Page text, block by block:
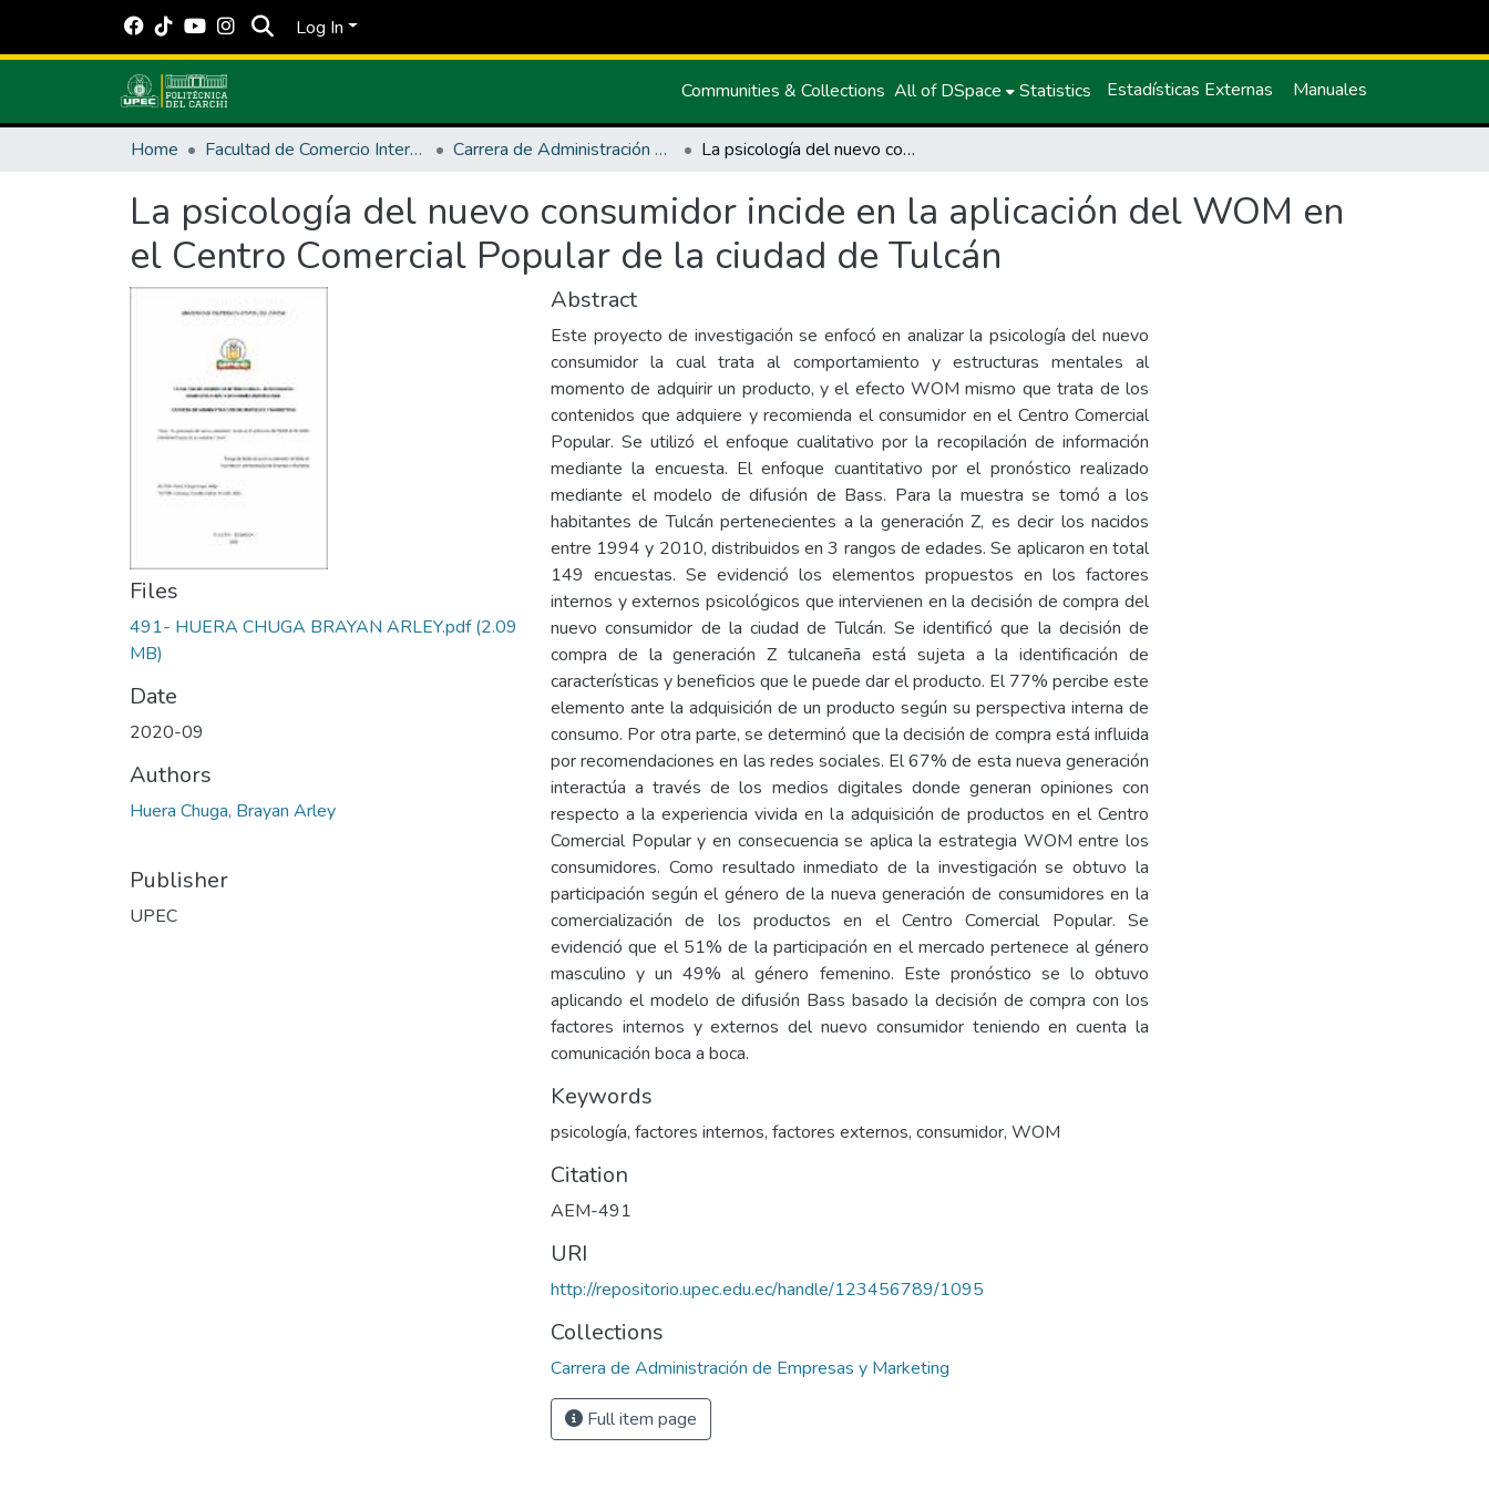
Log In
Communities & Collections All of DSpace Statistics Estadísticas Externas Manuales
Home Facultad de Comercio Internacional, Integración, Administración y Economía Empresarial Carrera de Administración de Empresas y Marketing La psicología del nuevo consumidor incide en la aplicación del WOM en el Centro Comercial Popular de la ciudad de Tulcán
La psicología del nuevo consumidor incide en la aplicación del WOM en
el Centro Comercial Popular de la ciudad de Tulcán
Files
491- HUERA CHUGA BRAYAN ARLEY.pdf(2.09
MB)
Date
2020-09
Authors
Huera Chuga, Brayan Arley
Publisher
UPEC
Abstract
Este proyecto de investigación se enfocó en analizar la psicología del nuevo
consumidor la cual trata al comportamiento y estructuras mentales al
momento de adquirir un producto, y el efecto WOM mismo que trata de los
contenidos que adquiere y recomienda el consumidor en el Centro Comercial
Popular. Se utilizó el enfoque cualitativo por la recopilación de información
mediante la encuesta. El enfoque cuantitativo por el pronóstico realizado
mediante el modelo de difusión de Bass. Para la muestra se tomó a los
habitantes de Tulcán pertenecientes a la generación Z, es decir los nacidos
entre 1994 y 2010, distribuidos en 3 rangos de edades. Se aplicaron en total
149 encuestas. Se evidenció los elementos propuestos en los factores
internos y externos psicológicos que intervienen en la decisión de compra del
nuevo consumidor de la ciudad de Tulcán. Se identificó que la decisión de
compra de la generación Z tulcaneña está sujeta a la identificación de
características y beneficios que le puede dar el producto. El 77% percibe este
elemento ante la adquisición de un producto según su perspectiva interna de
consumo. Por otra parte, se determinó que la decisión de compra está influida
por recomendaciones en las redes sociales. El 67% de esta nueva generación
interactúa a través de los medios digitales donde generan opiniones con
respecto a la experiencia vivida en la adquisición de productos en el Centro
Comercial Popular y en consecuencia se aplica la estrategia WOM entre los
consumidores. Como resultado inmediato de la investigación se obtuvo la
participación según el género de la nueva generación de consumidores en la
comercialización de los productos en el Centro Comercial Popular. Se
evidenció que el 51% de la participación en el mercado pertenece al género
masculino y un 49% al género femenino. Este pronóstico se lo obtuvo
aplicando el modelo de difusión Bass basado la decisión de compra con los
factores internos y externos del nuevo consumidor teniendo en cuenta la
comunicación boca a boca.
Keywords
psicología, factores internos, factores externos, consumidor, WOM
Citation
AEM-491
URI
http://repositorio.upec.edu.ec/handle/123456789/1095
Collections
Carrera de Administración de Empresas y Marketing
Full item page